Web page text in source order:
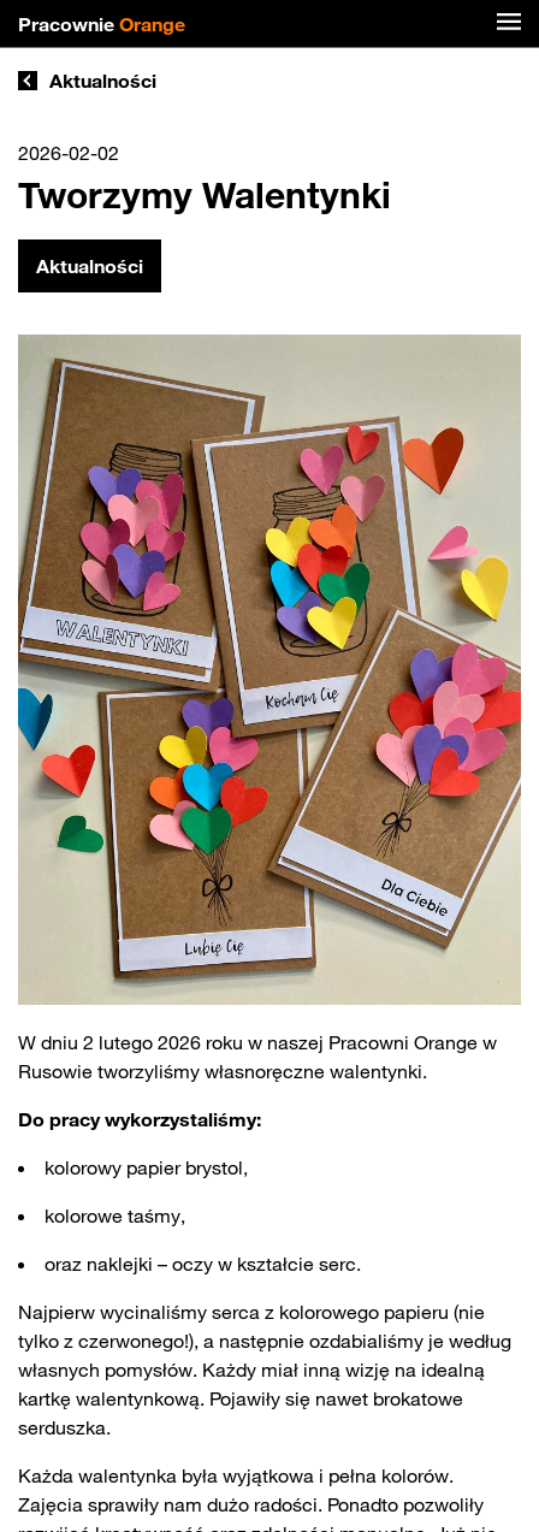
Pracownie Orange
Aktualności
2026-02-02
Tworzymy Walentynki
Aktualności
W dniu 2 lutego 2026 roku w naszej Pracowni Orange w
Rusowie tworzyliśmy własnoręczne walentynki.
Do pracy wykorzystaliśmy:
kolorowy papier brystol,
kolorowe taśmy,
oraz naklejki – oczy w kształcie serc.
Najpierw wycinaliśmy serca z kolorowego papieru (nie
tylko z czerwonego!), a następnie ozdabialiśmy je według
własnych pomysłów. Każdy miał inną wizję na idealną
kartkę walentynkową. Pojawiły się nawet brokatowe
serduszka.
Każda walentynka była wyjątkowa i pełna kolorów.
Zajęcia sprawiły nam dużo radości. Ponadto pozwoliły